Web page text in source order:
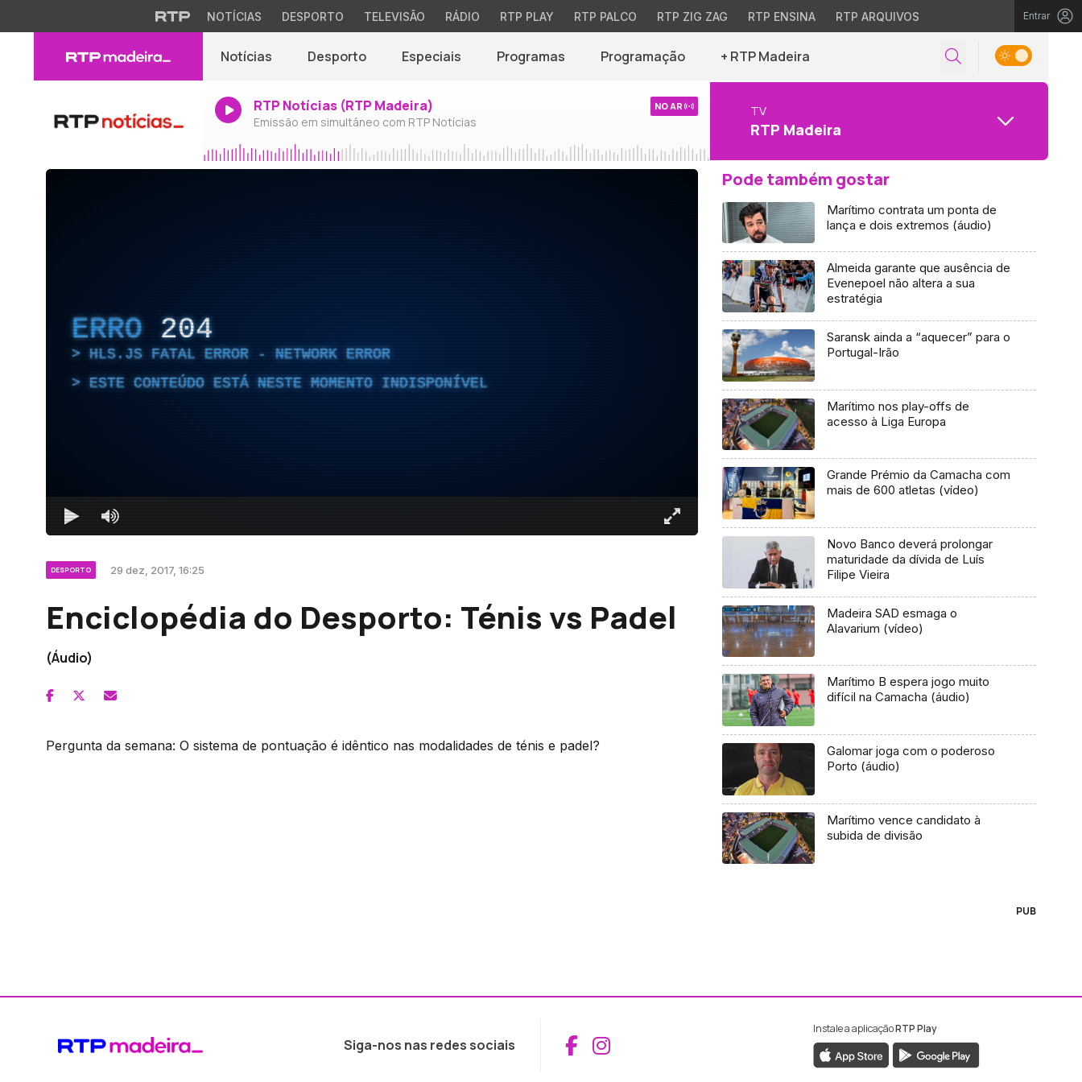
NOTÍCIAS DESPORTO TELEVISÃO RÁDIO RTP PLAY RTP PALCO RTP ZIG ZAG RTP ENSINA RTP ARQUIVOS Entrar
Notícias Desporto Especiais Programas Programação + RTP Madeira
RTP Notícias (RTP Madeira)
Emissão em simultâneo com RTP Notícias
NO AR TV
RTP Madeira
ERRO 204
HLS.JS FATAL ERROR - NETWORK ERROR
ESTE CONTEÚDO ESTÁ NESTE MOMENTO INDISPONÍVEL
DESPORTO 29 dez, 2017, 16:25
Enciclopédia do Desporto: Ténis vs Padel
(Áudio)
Pergunta da semana: O sistema de pontuação é idêntico nas modalidades de ténis e padel?
Pode também gostar
Marítimo contrata um ponta de
lança e dois extremos (áudio)
Almeida garante que ausência de
Evenepoel não altera a sua
estratégia
Saransk ainda a “aquecer” para o
Portugal-Irão
Marítimo nos play-offs de
acesso à Liga Europa
Grande Prémio da Camacha com
mais de 600 atletas (vídeo)
Novo Banco deverá prolongar
maturidade da dívida de Luís
Filipe Vieira
Madeira SAD esmaga o
Alavarium (vídeo)
Marítimo B espera jogo muito
difícil na Camacha (áudio)
Galomar joga com o poderoso
Porto (áudio)
Marítimo vence candidato à
subida de divisão
PUB
Siga-nos nas redes sociais Aceder ao Facebook da RTP Madeira
Aceder ao Instagram da RTP Madeira
Instale a aplicaçãoRTP Play